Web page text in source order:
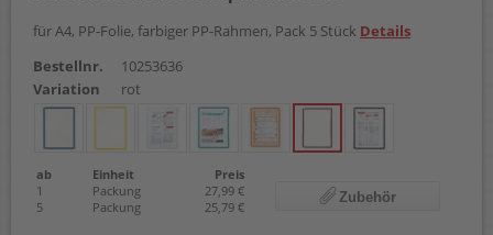
für A4, PP-Folie, farbiger PP-Rahmen, Pack 5 Stück Details
Bestellnr.
10253636
Variation
rot
ab Einheit
Preis
1
Packung
27,99 €
5
Packung 25,79 €
Zubehör